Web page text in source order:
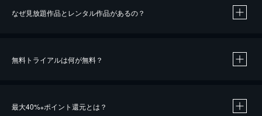
なぜ見放題作品とレンタル作品があるの？
無料トライアルは何が無料？
最大40%※ポイント還元とは？